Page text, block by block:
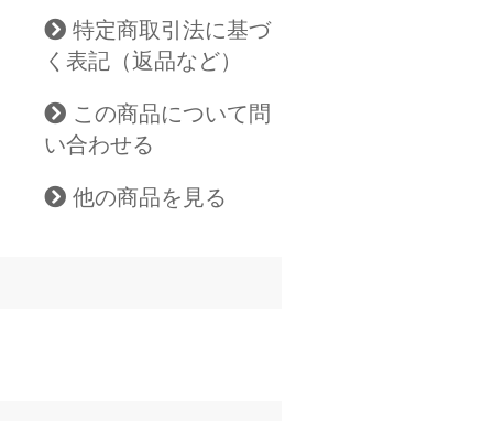
特定商取引法に基づ
く表記（返品など）
この商品について問
い合わせる
他の商品を見る